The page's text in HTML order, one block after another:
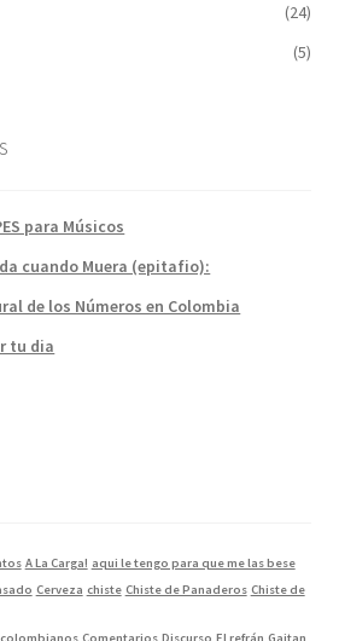
(24)
(5)
para Músicos
cuando Muera (epitafio):
de los Números en Colombia
tu dia
A La Carga! aqui le tengo para que me las bese
Cerveza chiste Chiste de Panaderos Chiste de